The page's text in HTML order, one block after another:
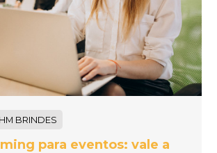
HM BRINDES
para eventos: vale a